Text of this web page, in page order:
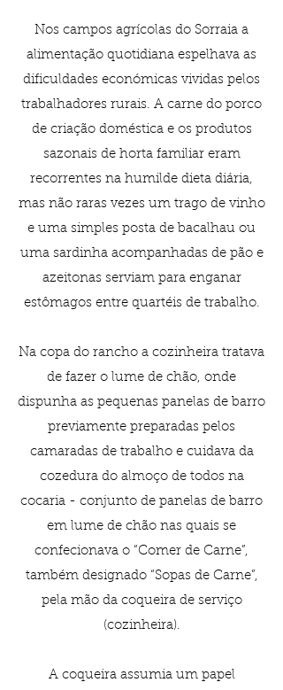
Nos campos agrícolas do Sorraia a
alimentação quotidiana espelhava as
dificuldades económicas vividas pelos
trabalhadores rurais. A carne do porco
de criação doméstica e os produtos
sazonais de horta familiar eram
recorrentes na humilde dieta diária,
mas não raras vezes um trago de vinho
e uma simples posta de bacalhau ou
uma sardinha acompanhadas de pão e
azeitonas serviam para enganar
estômagos entre quartéis de trabalho.
Na copa do rancho a cozinheira tratava
de fazer o lume de chão, onde
dispunha as pequenas panelas de barro
previamente preparadas pelos
camaradas de trabalho e cuidava da
cozedura do almoço de todos na
cocaria - conjunto de panelas de barro
em lume de chão nas quais se
confecionava o “Comer de Carne”,
também designado “Sopas de Carne”,
pela mão da coqueira de serviço
(cozinheira).
A coqueira assumia um papel